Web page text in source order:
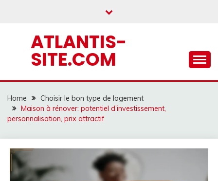
ATLANTIS-
SITE.COM
Home
Choisir le bon type de logement
Maison à rénover: potentiel d’investissement,
personnalisation, prix attractif